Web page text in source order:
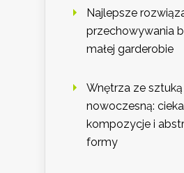
Najlepsze
przechowywania
małej garderobie
Wnętrza ze sztuką
nowoczesną:
kompozycje i
formy